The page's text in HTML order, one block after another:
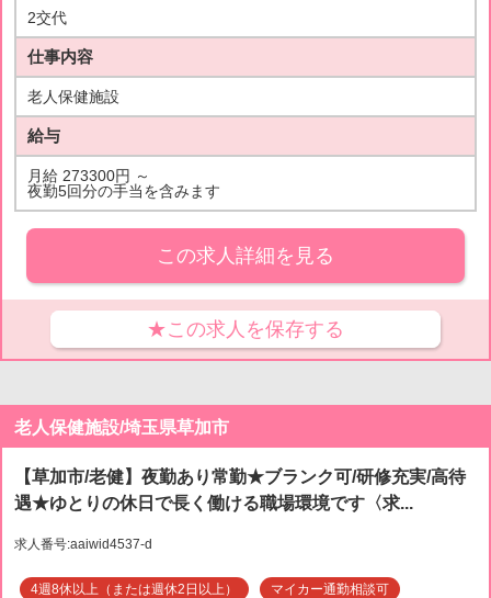
2交代
仕事内容
老人保健施設
給与
月給 273300円 ～
夜勤5回分の手当を含みます
この求人詳細を見る
★この求人を保存する
老人保健施設/埼玉県草加市
【草加市/老健】夜勤あり常勤★ブランク可/研修充実/高待
遇★ゆとりの休日で長く働ける職場環境です〈求...
求人番号:aaiwid4537-d
4週8休以上（または週休2日以上） マイカー通勤相談可